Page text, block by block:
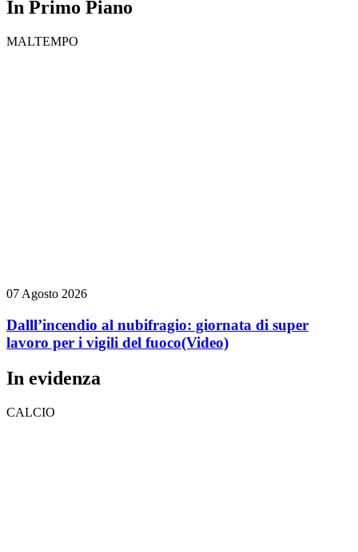
In Primo Piano
MALTEMPO
07 Agosto 2026
Dalll’incendio al nubifragio: giornata di super
lavoro per i vigili del fuoco(Video)
In evidenza
CALCIO